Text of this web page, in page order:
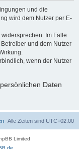
und die
wird dem Nutzer per E-
Im Falle
und dem Nutzer
wenn der Nutzer
Daten
Alle Zeiten sind UTC+02:00
Limited